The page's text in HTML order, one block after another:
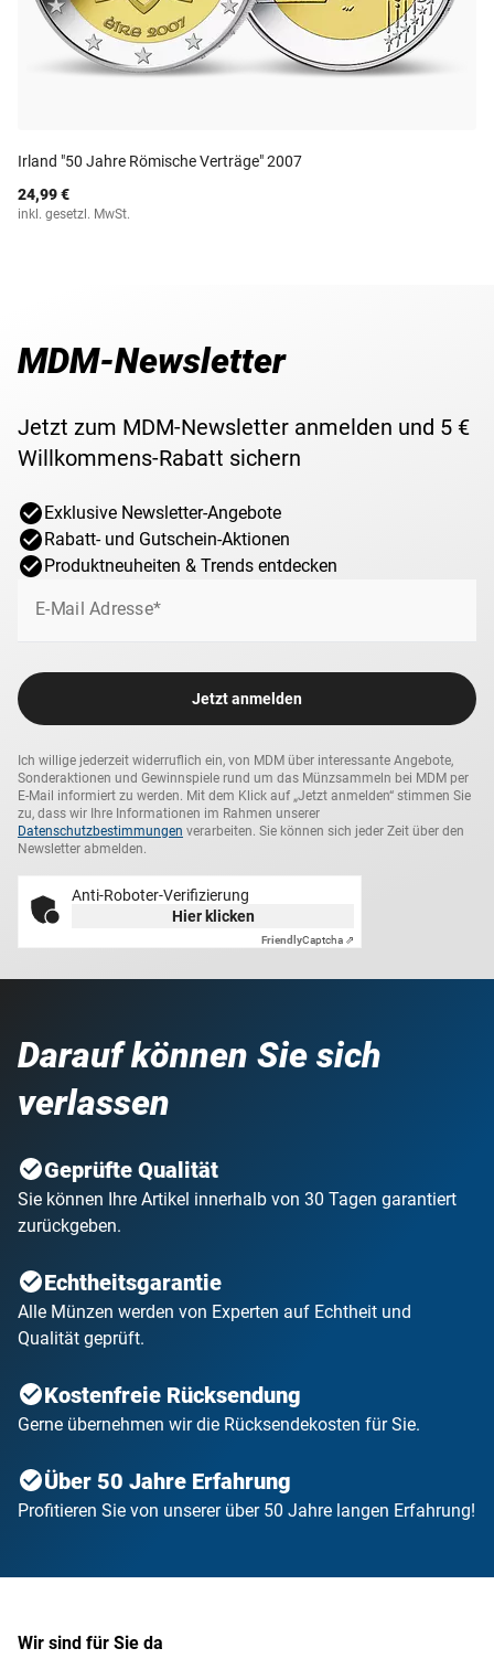
Irland "50 Jahre Römische Verträge" 2007
24,99 €
inkl. gesetzl. MwSt.
MDM-Newsletter
Jetzt zum MDM-Newsletter anmelden und 5 €
Willkommens-Rabatt sichern
Exklusive Newsletter-Angebote
Rabatt- und Gutschein-Aktionen
Produktneuheiten & Trends entdecken
E-Mail Adresse*
Jetzt anmelden
Ich willige jederzeit widerruflich ein, von MDM über interessante Angebote,
Sonderaktionen und Gewinnspiele rund um das Münzsammeln bei MDM per
E-Mail informiert zu werden. Mit dem Klick auf „Jetzt anmelden“ stimmen Sie
zu, dass wir Ihre Informationen im Rahmen unserer
Datenschutzbestimmungen verarbeiten. Sie können sich jeder Zeit über den
Newsletter abmelden.
Anti-Roboter-Verifizierung
Hier klicken
FriendlyCaptcha ⇗
Darauf können Sie sich
verlassen
Geprüfte Qualität
Sie können Ihre Artikel innerhalb von 30 Tagen garantiert
zurückgeben.
Echtheitsgarantie
Alle Münzen werden von Experten auf Echtheit und
Qualität geprüft.
Kostenfreie Rücksendung
Gerne übernehmen wir die Rücksendekosten für Sie.
Über 50 Jahre Erfahrung
Profitieren Sie von unserer über 50 Jahre langen Erfahrung!
Wir sind für Sie da